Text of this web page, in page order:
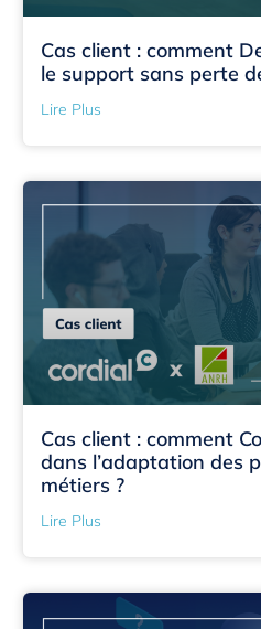
Cas client : comment
le support sans perte
Lire Plus
Cas client : comment
dans l’adaptation des
métiers ?
Lire Plus